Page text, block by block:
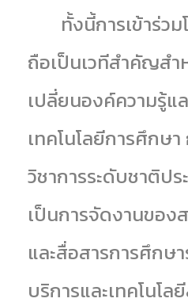
ทั้งนี้การเข้าร่วม
ถือเป็นเวทีสำคัญสำ
เปลี่ยนองค์ความรู้แ
เทคโนโลยีการศึกษ
วิชาการระดับชาติปร
เป็นการจัดงานของ
และสื่อสารการศึกษ
บริการและเทคโนโล